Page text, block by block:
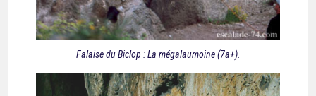
Falaise du Biclop : La mégalaumoine (7a+).